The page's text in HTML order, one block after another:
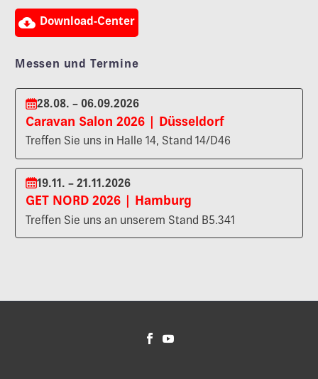
 Download-Center
Messen und Termine
28.08. – 06.09.2026
Caravan Salon 2026 | Düsseldorf
Treffen Sie uns in Halle 14, Stand 14/D46
19.11. – 21.11.2026
GET NORD 2026 | Hamburg
Treffen Sie uns an unserem Stand B5.341